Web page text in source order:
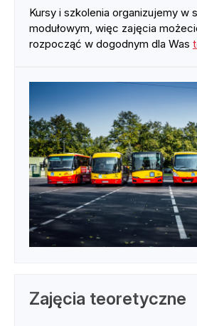
Kursy i szkolenia organizujemy w
modułowym, więc zajęcia
rozpocząć w dogodnym dla Was
Zajęcia teoretyczne